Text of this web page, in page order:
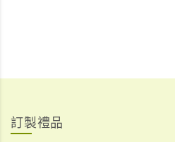
訂製禮品